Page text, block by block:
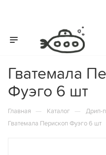
Гватемала
Фуэго 6 шт
Главная — Каталог — Дрип-
Гватемала Перископ Фуэго 6 шт